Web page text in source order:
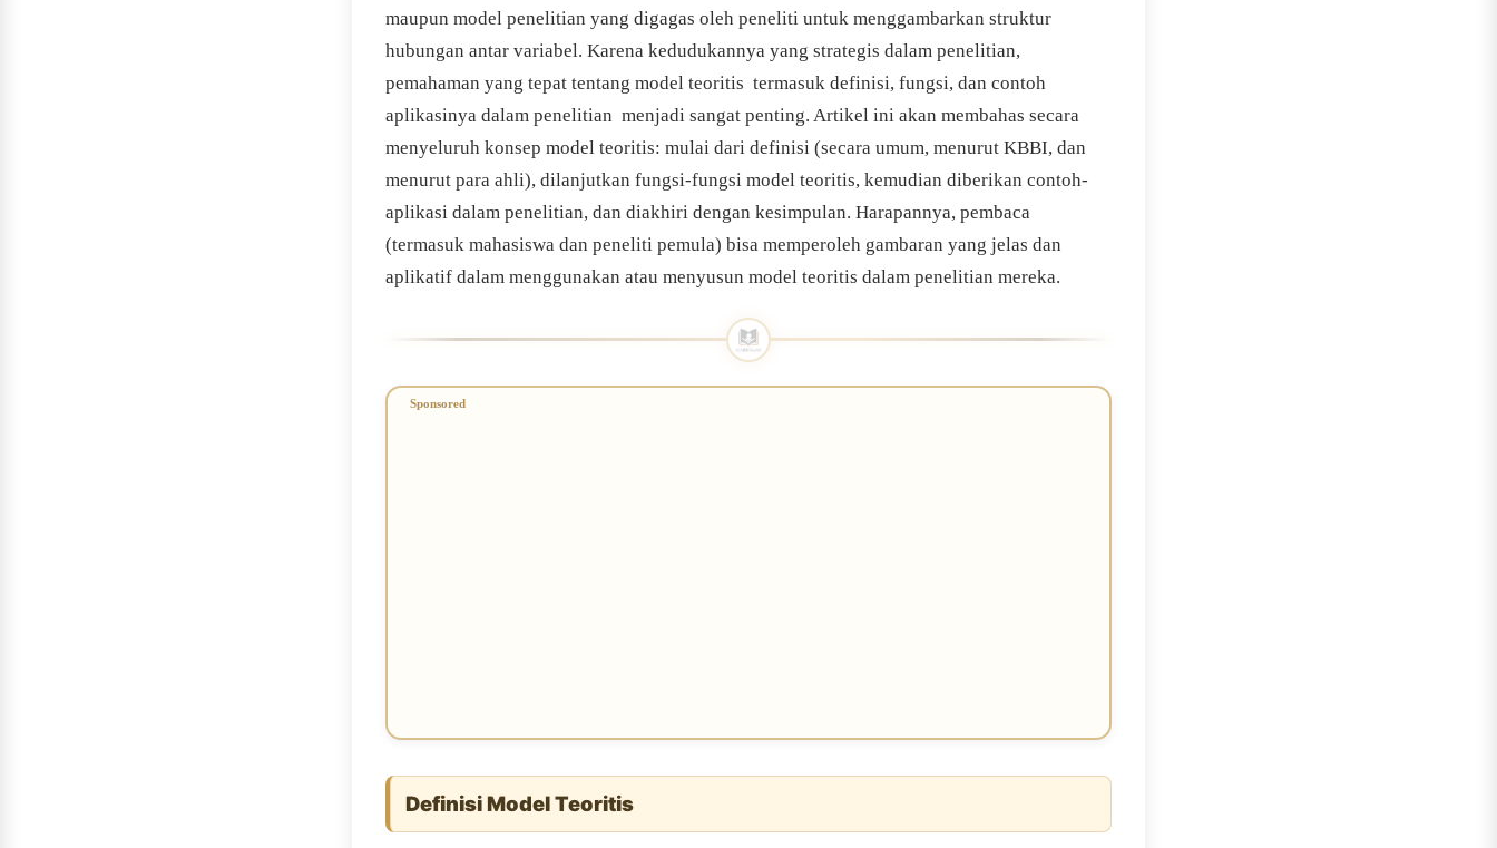
maupun model penelitian yang digagas oleh peneliti untuk menggambarkan struktur
hubungan antar variabel. Karena kedudukannya yang strategis dalam penelitian,
pemahaman yang tepat tentang model teoritis termasuk definisi, fungsi, dan contoh
aplikasinya dalam penelitian menjadi sangat penting. Artikel ini akan membahas secara
menyeluruh konsep model teoritis: mulai dari definisi (secara umum, menurut KBBI, dan
menurut para ahli), dilanjutkan fungsi-fungsi model teoritis, kemudian diberikan contoh-
aplikasi dalam penelitian, dan diakhiri dengan kesimpulan. Harapannya, pembaca
(termasuk mahasiswa dan peneliti pemula) bisa memperoleh gambaran yang jelas dan
aplikatif dalam menggunakan atau menyusun model teoritis dalam penelitian mereka.
Definisi Model Teoritis